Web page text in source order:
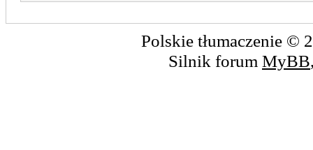
Polskie tłumaczenie ©
Silnik forum MyBB